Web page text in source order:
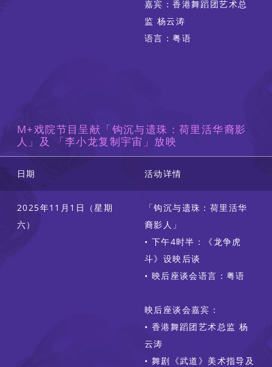
嘉宾：香港舞蹈团艺术总
监 杨云涛
语言：粤语
M+戏院节目呈献「钩沉与遗珠：荷里活华裔影
人」及 「李小龙复制宇宙」放映
日期 活动详情
2025年11月1日（星期
六）
「钩沉与遗珠：荷里活华
裔影人」
• 下午4时半：《龙争虎
斗》设映后谈
• 映后座谈会语言：粤语
映后座谈会嘉宾：
• 香港舞蹈团艺术总监 杨
云涛
• 舞剧《武道》美术指导及